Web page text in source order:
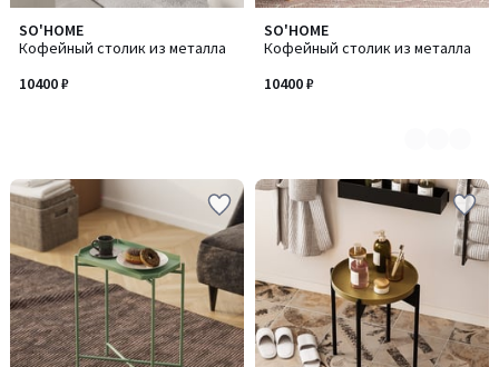
SO'HOME
Кофейный столик из металла
10400 ₽
SO'HOME
Кофейный столик из металла
10400 ₽
Количество
цветов:
4